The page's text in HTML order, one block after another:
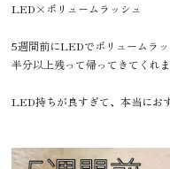
LED×ボリュームラッシュ
5週間前にLEDでボリュームラ
半分以上残って帰ってきてくれ
LED持ちが良すぎて、本当にお